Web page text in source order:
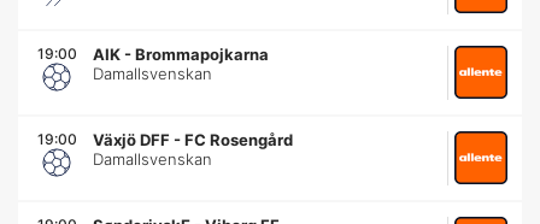
19:00 AIK -Brommapojkarna
Damallsvenskan
19:00 Växjö DFF -FC Rosengård
Damallsvenskan